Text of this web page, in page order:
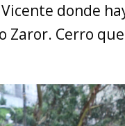
donde
Zaror. Cerro